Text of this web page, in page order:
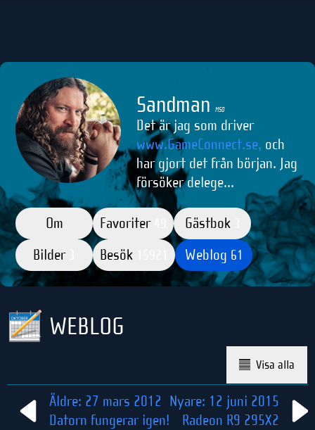
Sandman M50
Det är jag som driver
www.GameConnect.se, och
har gjort det från början. Jag
försöker delege...
Om Favoriter Gästbok
Bilder Besök Weblog 61
WEBLOG
Visa alla
Äldre: 27 mars 2012
Datorn fungerar igen!
Nyare: 12 juni 2015
Radeon R9 295X2